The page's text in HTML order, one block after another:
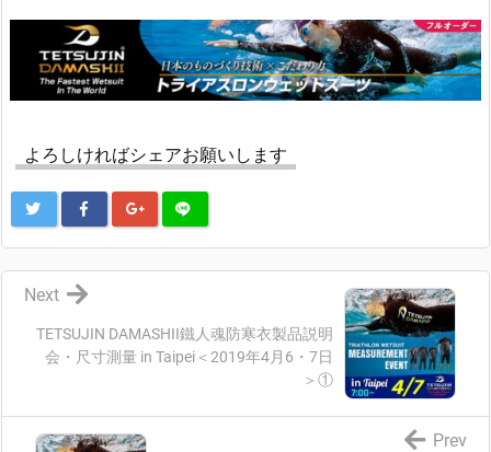
よろしければシェアお願いします
TETSUJIN DAMASHII鐵人魂防寒衣製品説明
会・尺寸測量 in Taipei＜2019年4月6・7日
＞①
Next
Prev